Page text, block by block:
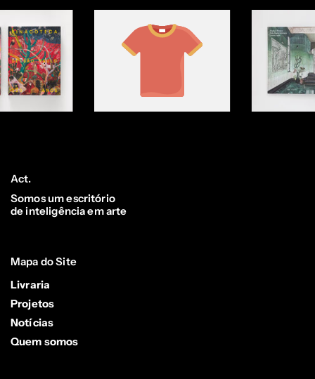
Act.
Somos um escritório
de inteligência em arte
Mapa do Site
Livraria
Projetos
Notícias
Quem somos